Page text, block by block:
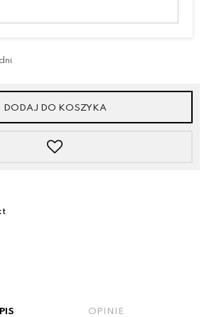
DODAJ DO KOSZYKA
OPINIE